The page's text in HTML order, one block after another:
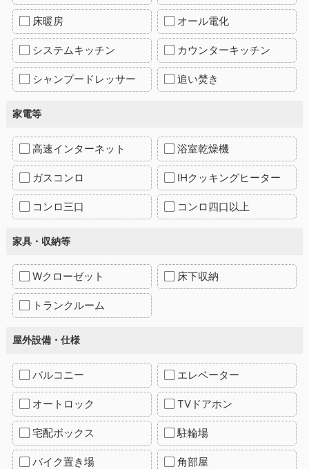
床暖房 オール電化
システムキッチン カウンターキッチン
シャンプードレッサー 追い焚き
家電等
高速インターネット 浴室乾燥機
ガスコンロ IHクッキングヒーター
コンロ三口 コンロ四口以上
家具・収納等
Wクローゼット 床下収納
トランクルーム
屋外設備・仕様
バルコニー エレベーター
オートロック TVドアホン
宅配ボックス 駐輪場
バイク置き場 角部屋